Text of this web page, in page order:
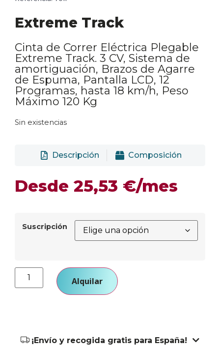
Extreme Track
Cinta de Correr Eléctrica Plegable
Extreme Track. 3 CV, Sistema de
amortiguación, Brazos de Agarre
de Espuma, Pantalla LCD, 12
Programas, hasta 18 km/h, Peso
Máximo 120 Kg
Sin existencias
Descripción Composición
Desde 25,53 €/mes
Suscripción
Alquilar
¡Envío y recogida gratis para España!